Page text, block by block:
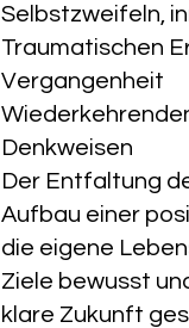
Selbstzweifeln,
Traumatischen
Vergangenheit
Denkweisen
Der Entfaltung
Aufbau einer
die eigene
Ziele bewusst
klare Zukunft